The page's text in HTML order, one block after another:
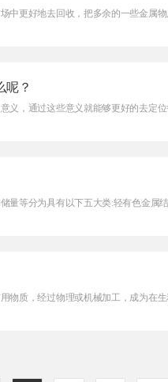
中更好地去回收，把多余的一些金属
呢？
义，通过这些意义就能够更好的去定
量等分为具有以下五大类:轻有色金属
物质，经过物理或机械加工，成为在